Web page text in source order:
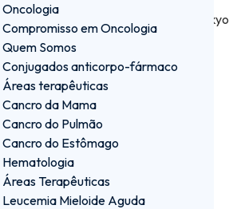
Oncologia
Compromisso em Oncologia
Quem Somos
Conjugados anticorpo-fármaco
Áreas terapêuticas
Cancro da Mama
Cancro do Pulmão
Cancro do Estômago
Hematologia
Áreas Terapêuticas
Leucemia Mieloide Aguda
todas as mães da Daiichi Sankyo
escritório. 💚
- a plataforma
de Saúde